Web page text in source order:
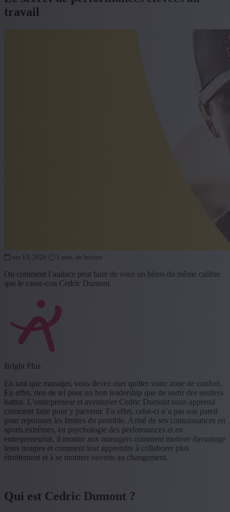
travail
oct 13, 2020 1 min. de lecture
Ou comment l’audace peut faire de vous un héros du même calibre
que le casse-cou Cedric Dumont.
Bright Plus
En tant que manager, vous devez oser quitter votre zone de confort.
En effet, rien de tel pour un bon leadership que de sortir des sentiers
battus. L’entrepreneur et aventurier Cedric Dumont nous apprend
comment faire pour y parvenir. En effet, celui-ci n’a pas son pareil
pour repousser les limites du possible. Armé de ses connaissances en
sports extrêmes, en psychologie des performances et en
entrepreneuriat, il montre aux managers comment motiver davantage
leurs troupes et comment leur apprendre à collaborer plus
étroitement et à se montrer ouverts au changement.
Qui est Cedric Dumont ?